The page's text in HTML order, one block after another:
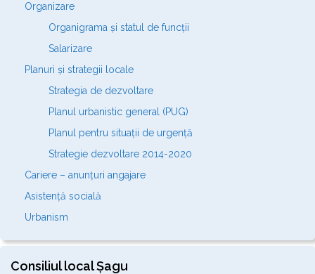
Organizare
Organigrama și statul de funcții
Salarizare
Planuri și strategii locale
Strategia de dezvoltare
Planul urbanistic general (PUG)
Planul pentru situații de urgență
Strategie dezvoltare 2014-2020
Cariere – anunțuri angajare
Asistență socială
Urbanism
Consiliul local Șagu